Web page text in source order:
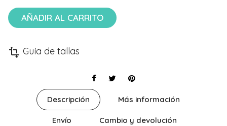
AÑADIR AL CARRITO
transform Guía de tallas
Descripción Más información
Envío Cambio y devolución